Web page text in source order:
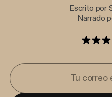
Escrito por
Narrado